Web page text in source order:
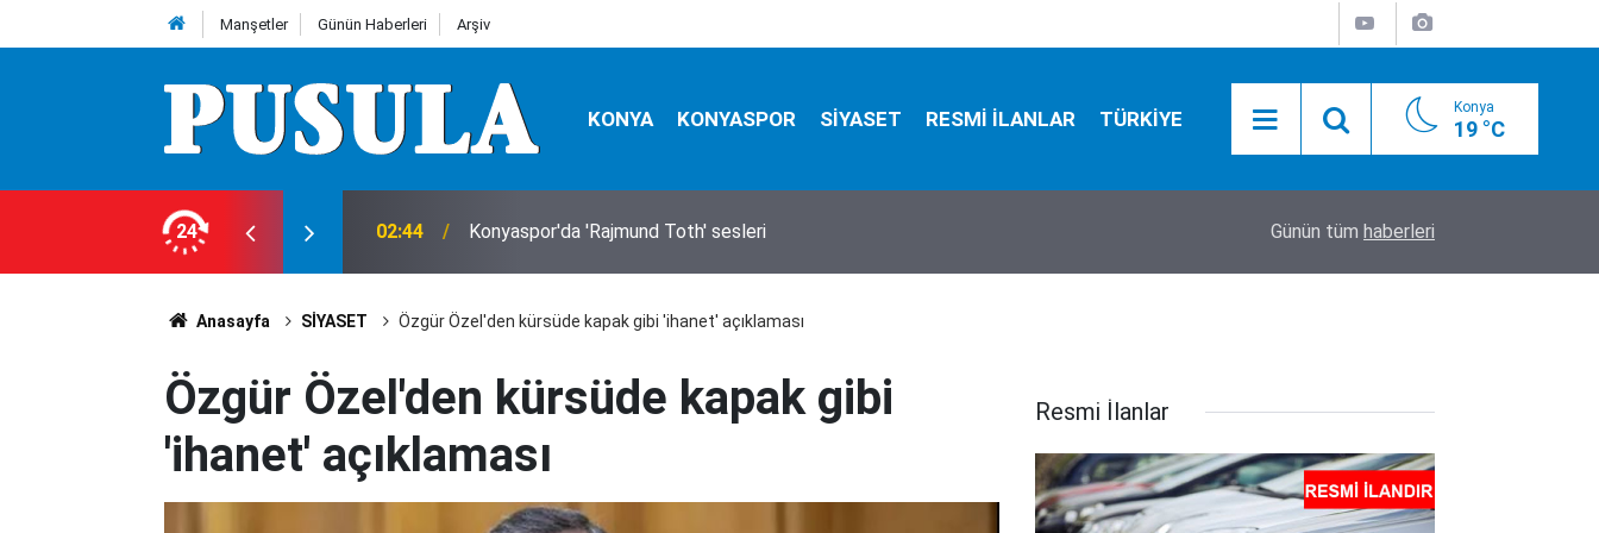
Manşetler Günün Haberleri Arşiv
KONYA KONYASPOR SİYASET RESMİ İLANLAR TÜRKİYE Konya
19 °C
24 00:00 Araç kiralama hizmeti alınacak Camide asılı halde bulundu
Günün tüm haberleri
Anasayfa SİYASET Özgür Özel'den kürsüde kapak gibi 'ihanet' açıklaması
Özgür Özel'den kürsüde kapak gibi
'ihanet' açıklaması
Resmi İlanlar